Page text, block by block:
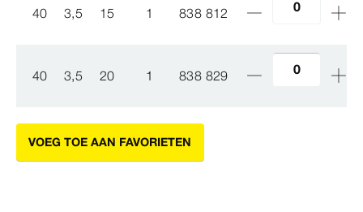
40 3,5 15 1 838 812
40 3,5 20 1 838 829
VOEG TOE AAN FAVORIETEN